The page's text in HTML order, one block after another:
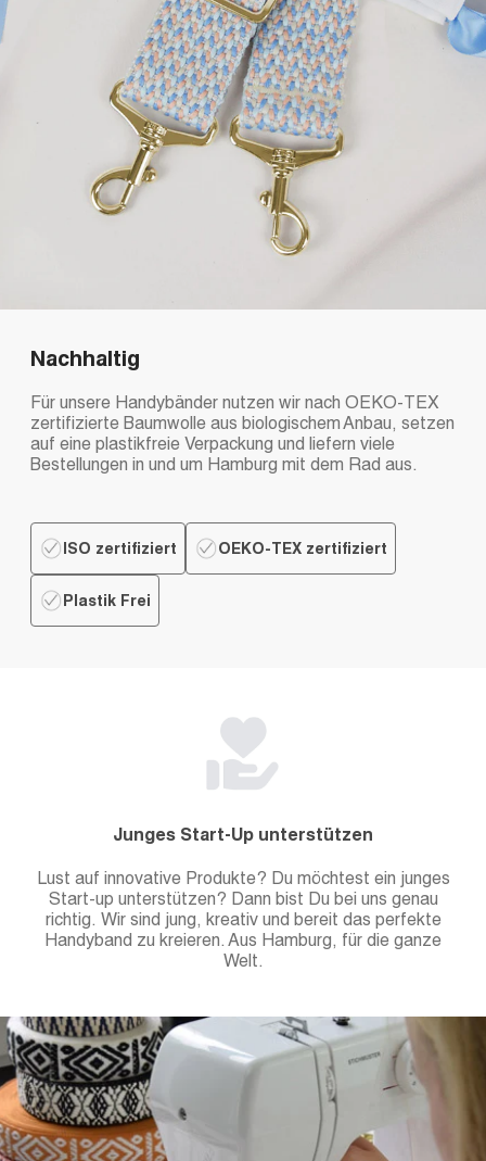
Nachhaltig
Für unsere Handybänder nutzen wir nach OEKO-TEX
zertifizierte Baumwolle aus biologischem Anbau, setzen
auf eine plastikfreie Verpackung und liefern viele
Bestellungen in und um Hamburg mit dem Rad aus.
ISO zertifiziert OEKO-TEX zertifiziert
Plastik Frei
Junges Start-Up unterstützen
Lust auf innovative Produkte? Du möchtest ein junges
Start-up unterstützen? Dann bist Du bei uns genau
richtig. Wir sind jung, kreativ und bereit das perfekte
Handyband zu kreieren. Aus Hamburg, für die ganze
Welt.